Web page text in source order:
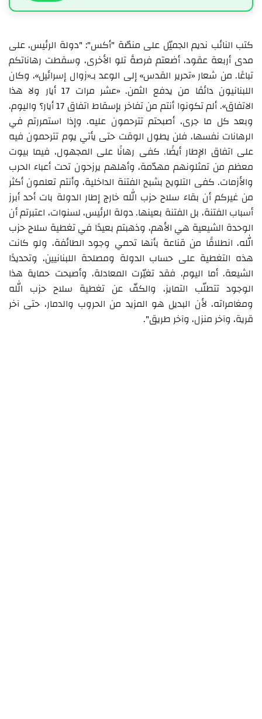
كتب النائب نديم الجميّل على منصّة "أكس": "دولة الرئيس، على
مدى أربعة عقود، أضعتم فرصةً تلو الأخرى، وسقطت رهاناتكم
تباعًا. من شعار «تحرير القدس» إلى الوعد بـ«زوال إسرائيل»، وكان
اللبنانيون دائمًا من يدفع الثمن. «عشر مرات 17 أيار ولا هذا
الاتفاق». ألم تكونوا أنتم من تفاخر بإسقاط اتفاق 17 أيار؟ واليوم،
وبعد كل ما جرى، أصبحتم تترحمون عليه. وإذا استمررتم في
الرهانات نفسها، فلن يطول الوقت حتى يأتي يوم تترحمون فيه
على اتفاق الإطار أيضًا. كفى رهانًا على المجهول، فيما بيوت
معظم من تمثلونهم مهدّمة، وأهلهم يرزحون تحت أعباء الحرب
والأزمات. كفى التلويح بشبح الفتنة الداخلية، وأنتم تعلمون أكثر
من غيركم أن بقاء سلاح حزب الله خارج إطار الدولة بات أحد أبرز
أسباب الفتنة، بل الفتنة بعينها. دولة الرئيس، لسنوات، اعتبرتم أن
الوحدة الشيعية هي الأهم، وذهبتم بعيدًا في تغطية سلاح حزب
الله، انطلاقًا من قناعة بأنها تحمي وجود الطائفة، ولو كانت
هذه التغطية على حساب الدولة ومصلحة اللبنانيين، وتحديدًا
الشيعة. أما اليوم، فقد تغيّرت المعادلة، وأصبحت حماية هذا
الوجود تتطلّب التمايز، والكفّ عن تغطية سلاح حزب الله
ومغامراته، لأن البديل هو المزيد من الحروب والدمار، حتى آخر
قرية، وآخر منزل، وآخر طريق".